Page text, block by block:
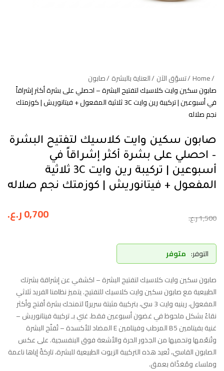
Home تسوّق الآن العناية بالبشرة صابون
صابون سكين وايت كلاسيك لتفتيح البشرة – احصلي على بشرة أكثر إشراقاً
في أسبوعين | تركيبة رين وايت 3C ثلاثية المفعول + فيتانوريش | كوزمتك
نجم صلاله
صابون سكين وايت كلاسيك لتفتيح البشرة
– احصلي على بشرة أكثر إشراقاً في
أسبوعين | تركيبة رين وايت 3C ثلاثية
المفعول + فيتانوريش | كوزمتك نجم صلاله
1,500ر.ع. 0,700ر.ع.
التوفر: متوفر
صابون سكين وايت كلاسيك لتفتيح البشرة – اكشفي عن إشراقة بشرتك
الطبيعية مع صابون سكين وايت كلاسيك للتفتيح. يتميز نظامنا الفريد ثلاثي
المفعول، رينيه وايت 3 سي، بتركيبة مثبتة سريريًا لتمنحك بشرة أفتح وأكثر
نقاءً بشكل ملحوظ في غضون أسبوعين فقط. غني بـ تركيبة فيتانوريش –
غنية بفيتامين B5 المرطب وفيتامين E المضاد للأكسدة – تُفتّح البشرة
وتُنعّمها وتحميها من الجذور الحرة والأشعة فوق البنفسجية. على عكس
الصابون القاسي، تُعيد هذه التركيبة الزيوت الطبيعية للبشرة، تاركةً إياها ناعمة
وملساء ومُغذّاة بعمق.